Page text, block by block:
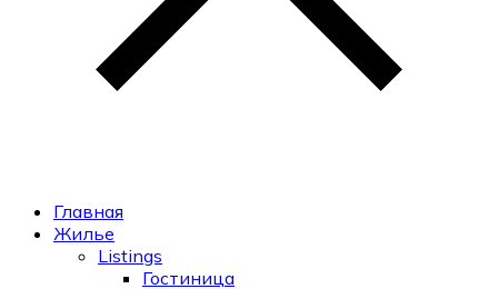
Главная
Жилье
Listings
Гостиница